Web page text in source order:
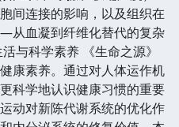
间连接的影响，以及组织在
从血凝到纤维化替代的复杂
与科学素养 《生命之源》
康素养。通过对人体运作机
科学地认识健康习惯的重要
动对新陈代谢系统的优化作